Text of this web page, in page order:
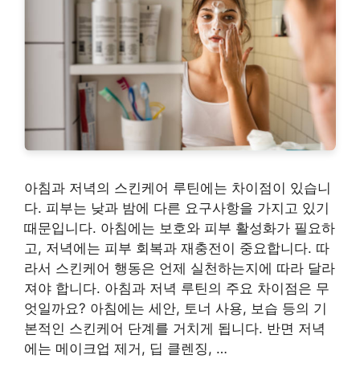
아침과 저녁의 스킨케어 루틴에는 차이점이 있습니
다. 피부는 낮과 밤에 다른 요구사항을 가지고 있기
때문입니다. 아침에는 보호와 피부 활성화가 필요하
고, 저녁에는 피부 회복과 재충전이 중요합니다. 따
라서 스킨케어 행동은 언제 실천하는지에 따라 달라
져야 합니다. 아침과 저녁 루틴의 주요 차이점은 무
엇일까요? 아침에는 세안, 토너 사용, 보습 등의 기
본적인 스킨케어 단계를 거치게 됩니다. 반면 저녁
에는 메이크업 제거, 딥 클렌징, …